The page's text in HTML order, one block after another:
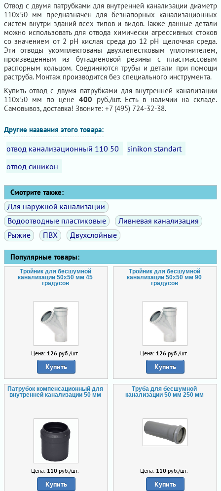
Отвод с двумя патрубками для внутренней канализации диаметр
110х50 мм предназначен для безнапорных канализационных
систем внутри зданий всех типов и видов. Также данные детали
можно использовать для отвода химически агрессивных стоков
со значением от 2 рН кислая среда до 12 рН щелочная среда.
Эти отводы укомплектованы двухлепестковым уплотнителем,
произведенным из бутадиеновой резины с пластмассовым
распорным кольцом. Соединяются трубы и детали при помощи
раструба. Монтаж производится без специального инструмента.
Купить отвод с двумя патрубками для внутренней канализации
110х50 мм по цене 400 руб./шт. Есть в наличии на складе.
Самовывоз, доставка! Звоните: +7 (495) 724-32-38.
Другие названия этого товара:
отвод канализационный 110 50
sinikon standart
отвод синикон
Смотрите также:
Для наружной канализации
Водоотводные пластиковые
Ливневая канализация
Рыжие
ПВХ Двухслойные
Популярные товары:
Тройник для бесшумной
канализации 50х50 мм 45
градусов
Цена: 126руб./шт.
Купить
Тройник для бесшумной
канализации 50х50 мм 90
градусов
Цена: 126руб./шт.
Купить
Патрубок компенсационный для
внутренней канализации 50 мм
Цена: 110руб./шт.
Купить
Труба для бесшумной
канализации 50 мм 250 мм
Цена: 110руб./шт.
Купить